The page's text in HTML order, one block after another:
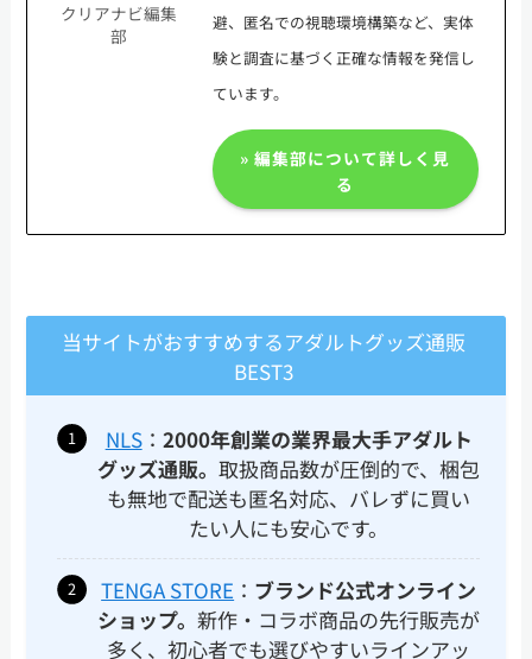
クリアナビ編集
部
避、匿名での視聴環境構築など、実体
験と調査に基づく正確な情報を発信し
ています。
» 編集部について詳しく見
る
当サイトがおすすめするアダルトグッズ通販
BEST3
NLS： 2000年創業の業界最大手アダルト
グッズ通販。取扱商品数が圧倒的で、梱包
も無地で配送も匿名対応、バレずに買い
たい人にも安心です。
TENGA STORE ： ブランド公式オンライン
ショップ。新作・コラボ商品の先行販売が
多く、初心者でも選びやすいラインアッ